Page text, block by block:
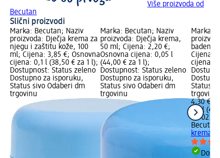
Više proizvoda od
Becutan
Slični proizvodi
Marka: Becutan; Naziv
proizvoda: Dječja krema za
njegu i zaštitu kože, 100
ml; Cijena: 3,85 €; Osnovna
cijena: 0,1 l (38,50 € za 1 l);
Dostupnost: Status zeleno
Dostupno za isporuku,
Status sivo Odaberi dm
trgovinu
Marka: Becutan; Naziv
proizvoda: Dječja krema,
50 ml; Cijena: 2,20 €;
Osnovna cijena: 0,05 l
(44,00 € za 1 l);
Dostupnost: Status zeleno
Dostupno za isporuku,
Status sivo Odaberi dm
trgovinu
Marka:
Cijena:
cijena:
Status
trgovinu
4,30 €
0,1 l
na
Becutan
krema,